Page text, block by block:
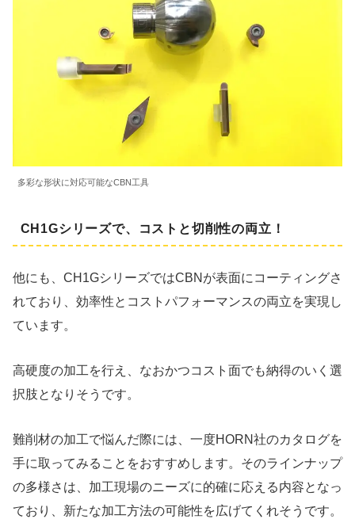
多彩な形状に対応可能なCBN工具
CH1Gシリーズで、コストと切削性の両立！
他にも、CH1GシリーズではCBNが表面にコーティングさ
れており、効率性とコストパフォーマンスの両立を実現し
ています。
高硬度の加工を行え、なおかつコスト面でも納得のいく選
択肢となりそうです。
難削材の加工で悩んだ際には、一度HORN社のカタログを
手に取ってみることをおすすめします。そのラインナップ
の多様さは、加工現場のニーズに的確に応える内容となっ
ており、新たな加工方法の可能性を広げてくれそうです。